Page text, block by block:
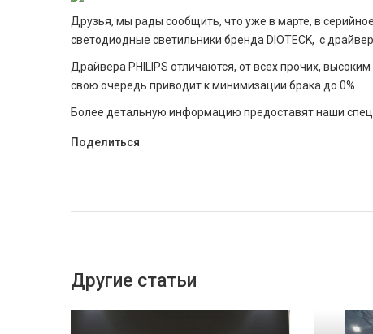
Друзья, мы рады сообщить, что уже в марте, в
светодиодные светильники бренда DIOTECK, с
Драйвера PHILIPS отличаются, от всех прочих,
свою очередь приводит к минимизации брака до 0%
Более детальную информацию предоставят наши
Поделиться
Другие статьи